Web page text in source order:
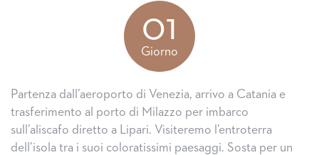
01
Giorno
Partenza dall’aeroporto di Venezia, arrivo a Catania e
trasferimento al porto di Milazzo per imbarco
sull’aliscafo diretto a Lipari. Visiteremo l’entroterra
dell’isola tra i suoi coloratissimi paesaggi. Sosta per un